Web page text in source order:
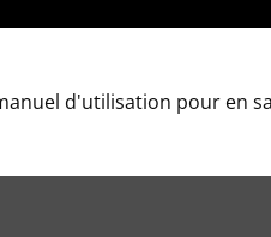
d'utilisation pour en